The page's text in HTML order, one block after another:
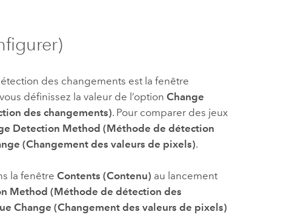
des changements est la fenêtre
définissez la valeur de l’optionChange
des changements). Pour comparer des jeux
Detection Method (Méthode de détection
(Changement des valeurs de pixels).
la fenêtreContents (Contenu) au lancement
Method (Méthode de détection des
Change (Changement des valeurs de pixels)